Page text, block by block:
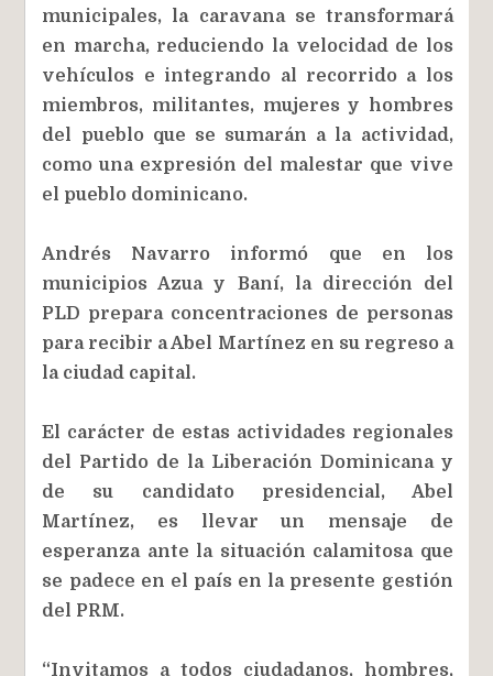
municipales, la caravana se transformará
en marcha, reduciendo la velocidad de los
vehículos e integrando al recorrido a los
miembros, militantes, mujeres y hombres
del pueblo que se sumarán a la actividad,
como una expresión del malestar que vive
el pueblo dominicano.
Andrés Navarro informó que en los
municipios Azua y Baní, la dirección del
PLD prepara concentraciones de personas
para recibir a Abel Martínez en su regreso a
la ciudad capital.
El carácter de estas actividades regionales
del Partido de la Liberación Dominicana y
de su candidato presidencial, Abel
Martínez, es llevar un mensaje de
esperanza ante la situación calamitosa que
se padece en el país en la presente gestión
del PRM.
“Invitamos a todos ciudadanos, hombres,